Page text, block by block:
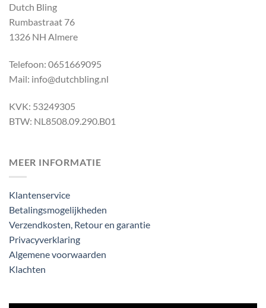
Dutch Bling
Rumbastraat 76
1326 NH Almere
Telefoon: 0651669095
Mail: info@dutchbling.nl
KVK: 53249305
BTW: NL8508.09.290.B01
MEER INFORMATIE
Klantenservice
Betalingsmogelijkheden
Verzendkosten, Retour en garantie
Privacyverklaring
Algemene voorwaarden
Klachten